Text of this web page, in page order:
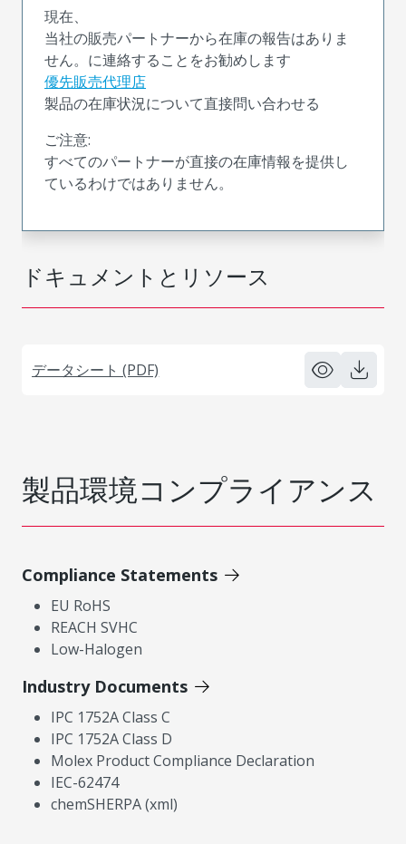
ドキュメントとリソース
データシート (PDF)
現在、
当社の販売パートナーから在庫の報告はありま
せん。に連絡することをお勧めします
優先販売代理店
製品の在庫状況について直接問い合わせる
ご注意:
すべてのパートナーが直接の在庫情報を提供し
ているわけではありません。
製品環境コンプライアンス
Compliance Statements
EU RoHS
REACH SVHC
Low-Halogen
Industry Documents
IPC 1752A Class C
IPC 1752A Class D
Molex Product Compliance Declaration
IEC-62474
chemSHERPA (xml)